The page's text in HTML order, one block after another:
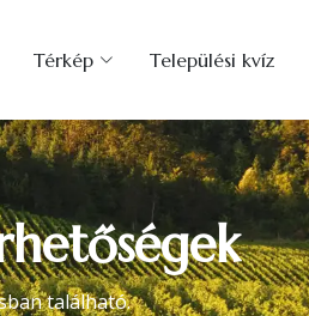
Térkép Települési kvíz
található.